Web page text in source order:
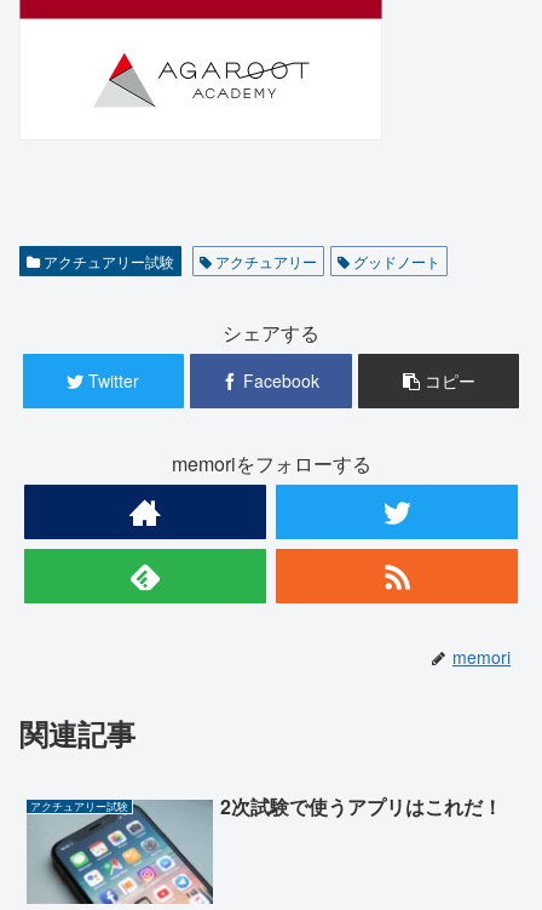
アクチュアリー試験 アクチュアリー グッドノート
シェアする
Twitter Facebook コピー
memoriをフォローする
memori
関連記事
アクチュアリー試験 2次試験で使うアプリはこれだ！